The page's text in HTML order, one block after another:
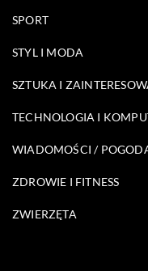
SPORT
STYL I MODA
SZTUKA I
TECHNOLOGIA I
WIADOMOŚCI /
ZDROWIE I FITNESS
ZWIERZĘTA